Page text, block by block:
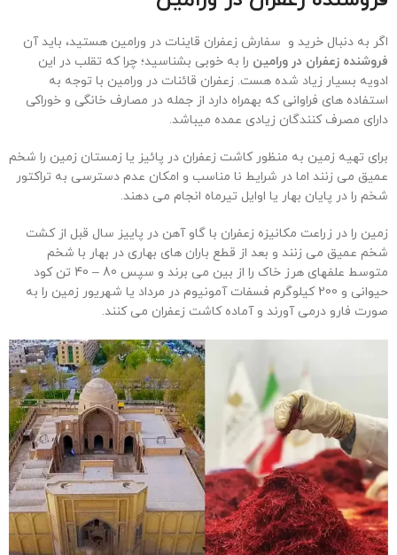
اگر به دنبال خرید و سفارش زعفران قاینات در ورامین هستید، باید آن
فروشنده زعفران در ورامین را به خوبی بشناسید؛ چرا که تقلب در این
ادویه بسیار زیاد شده هست. زعفران قائنات در ورامین با توجه به
استفاده های فراوانی که بهمراه دارد از جمله در مصارف خانگی و خوراکی
دارای مصرف کنندگان زیادی عمده میباشد.
برای تهیه زمین به منظور کاشت زعفران در پائیز یا زمستان زمین را شخم
عمیق می زنند اما در شرایط نا مناسب و امکان عدم دسترسی به تراکتور
شخم را در پایان بهار یا اوایل تیرماه انجام می دهند.
زمین را در زراعت مکانیزه زعفران با گاو آهن در پاییز سال قبل از کشت
شخم عمیق می زنند و بعد از قطع باران های بهاری در بهار با شخم
متوسط علفهای هرز خاک را از بین می برند و سپس 80 – 40 تن کود
حیوانی و 200 کیلوگرم فسفات آمونیوم در مرداد یا شهریور زمین را به
صورت فارو درمی آورند و آماده کاشت زعفران می کنند.